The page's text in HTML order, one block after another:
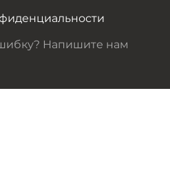
Напишите нам